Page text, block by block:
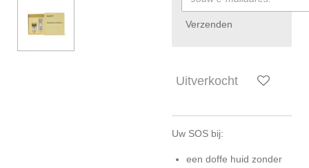
Verzenden
Uitverkocht
Uw SOS bij:
een doffe huid zonder